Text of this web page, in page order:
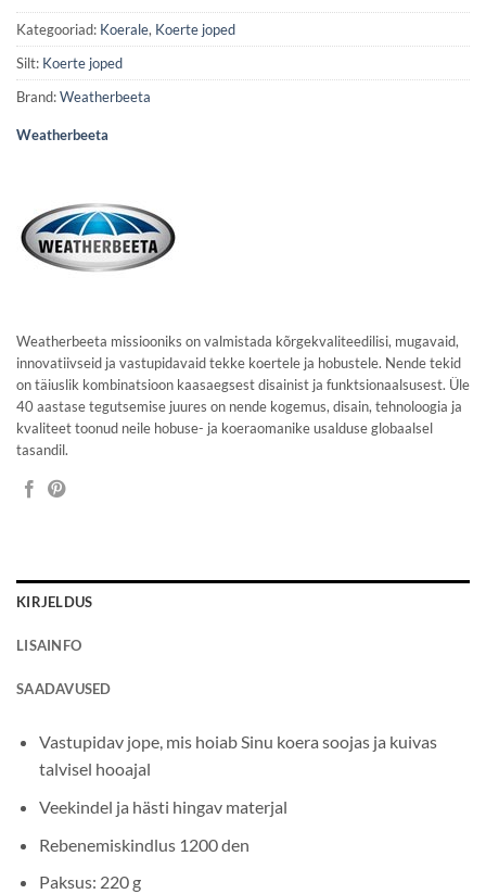
Kategooriad: Koerale, Koerte joped
Silt: Koerte joped
Brand:Weatherbeeta
Weatherbeeta
Weatherbeeta missiooniks on valmistada kõrgekvaliteedilisi, mugavaid,
innovatiivseid ja vastupidavaid tekke koertele ja hobustele. Nende tekid
on täiuslik kombinatsioon kaasaegsest disainist ja funktsionaalsusest. Üle
40 aastase tegutsemise juures on nende kogemus, disain, tehnoloogia ja
kvaliteet toonud neile hobuse- ja koeraomanike usalduse globaalsel
tasandil.
KIRJELDUS
LISAINFO
SAADAVUSED
Vastupidav jope, mis hoiab Sinu koera soojas ja kuivas
talvisel hooajal
Veekindel ja hästi hingav materjal
Rebenemiskindlus 1200 den
Paksus: 220 g